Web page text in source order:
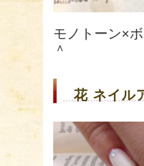
モノトーン×
＾
花 ネイ